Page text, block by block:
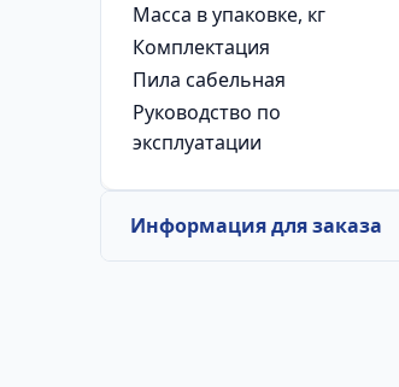
Масса в упаковке, кг
Комплектация
Пила сабельная
Руководство по
эксплуатации
Информация для заказа